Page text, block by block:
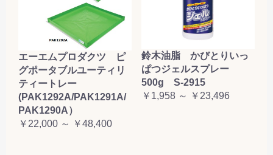
エーエムプロダクツ ピ
グポータブルユーティリ
ティートレー
(PAK1292A/PAK1291A/
PAK1290A）
￥22,000 ～ ￥48,400
鈴木油脂 かびとりいっ
ぱつジェルスプレー
500g S-2915
￥1,958 ～ ￥23,496